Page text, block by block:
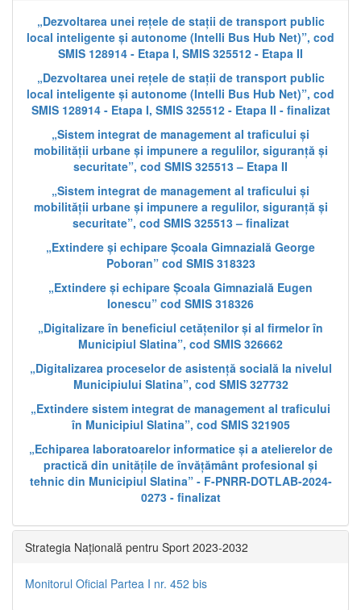
„Dezvoltarea unei rețele de stații de transport public
local inteligente și autonome (Intelli Bus Hub Net)”, cod
SMIS 128914 - Etapa I, SMIS 325512 - Etapa II
„Dezvoltarea unei rețele de stații de transport public
local inteligente și autonome (Intelli Bus Hub Net)”, cod
SMIS 128914 - Etapa I, SMIS 325512 - Etapa II - finalizat
„Sistem integrat de management al traficului și
mobilității urbane și impunere a regulilor, siguranță și
securitate”, cod SMIS 325513 – Etapa II
„Sistem integrat de management al traficului și
mobilității urbane și impunere a regulilor, siguranță și
securitate”, cod SMIS 325513 – finalizat
„Extindere și echipare Școala Gimnazială George
Poboran” cod SMIS 318323
„Extindere și echipare Școala Gimnazială Eugen
Ionescu” cod SMIS 318326
„Digitalizare în beneficiul cetățenilor și al firmelor în
Municipiul Slatina”, cod SMIS 326662
„Digitalizarea proceselor de asistență socială la nivelul
Municipiului Slatina”, cod SMIS 327732
„Extindere sistem integrat de management al traficului
în Municipiul Slatina”, cod SMIS 321905
„Echiparea laboratoarelor informatice și a atelierelor de
practică din unitățile de învățământ profesional și
tehnic din Municipiul Slatina” - F-PNRR-DOTLAB-2024-
0273 - finalizat
Strategia Națională pentru Sport 2023-2032
Monitorul Oficial Partea I nr. 452 bis